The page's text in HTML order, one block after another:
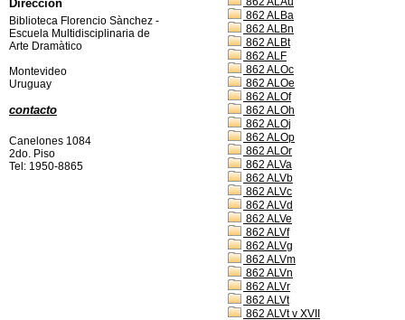
862 ALBa
862 ALBn
862 ALBt
862 ALF
862 ALOc
862 ALOe
862 ALOf
862 ALOh
862 ALOj
862 ALOp
862 ALOr
862 ALVa
862 ALVb
862 ALVc
862 ALVd
862 ALVe
862 ALVf
862 ALVg
862 ALVm
862 ALVn
862 ALVr
862 ALVt
862 ALVt v XVII
Dirección
Biblioteca Florencio Sànchez -
Escuela Multidisciplinaria de
Arte Dramàtico
Montevideo
Uruguay
contacto
Canelones 1084
2do. Piso
Tel: 1950-8865